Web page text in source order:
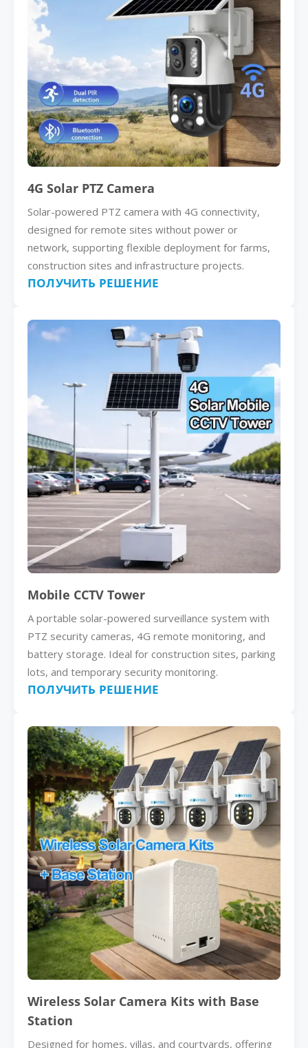
4G Solar PTZ Camera
Solar-powered PTZ camera with 4G connectivity,
designed for remote sites without power or
network, supporting flexible deployment for farms,
construction sites and infrastructure projects.
ПОЛУЧИТЬ РЕШЕНИЕ
Mobile CCTV Tower
A portable solar-powered surveillance system with
PTZ security cameras, 4G remote monitoring, and
battery storage. Ideal for construction sites, parking
lots, and temporary security monitoring.
ПОЛУЧИТЬ РЕШЕНИЕ
Wireless Solar Camera Kits with Base
Station
Designed for homes, villas, and courtyards, offering